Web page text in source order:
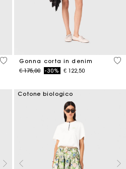
4,2 out of 5 Customer Rating
Gonna corta in denim
Price reduced from
€ 175,00to-30% € 122,50
4,5
Cotone biologico